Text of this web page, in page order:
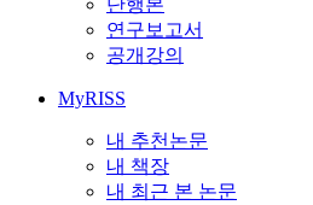
단행본
연구보고서
공개강의
MyRISS
내 추천논문
내 책장
내 최근 본 논문